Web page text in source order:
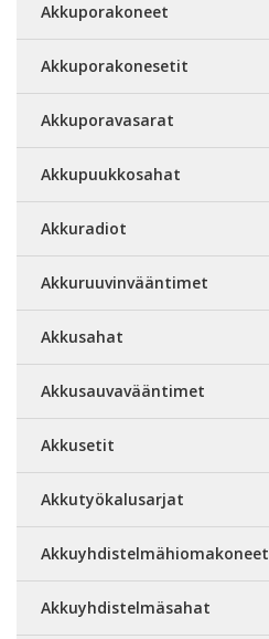
Akkuporakoneet
Akkuporakonesetit
Akkuporavasarat
Akkupuukkosahat
Akkuradiot
Akkuruuvinvääntimet
Akkusahat
Akkusauvavääntimet
Akkusetit
Akkutyökalusarjat
Akkuyhdistelmähiomakoneet
Akkuyhdistelmäsahat